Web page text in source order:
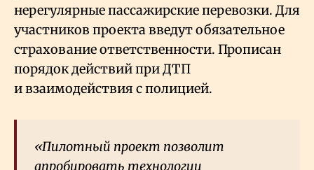
нерегулярные пассажирские перевозки. Для
участников проекта введут обязательное
страхование ответственности. Прописан
порядок действий при ДТП
и взаимодействия с полицией.
«Пилотный проект позволит
апробировать технологии